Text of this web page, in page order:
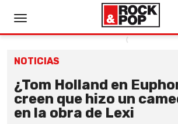
NOTICIAS
¿Tom Holland en
creen que hizo un
en la obra de Lexi